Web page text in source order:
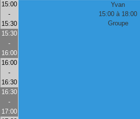
15:00
-
15:30
Yvan
15:00 à 18:00
Groupe
15:30
-
16:00
16:00
-
16:30
16:30
-
17:00